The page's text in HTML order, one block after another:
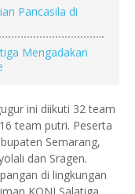
Pancasila di
Mengadakan
ini diikuti 32 team
team putri. Peserta
Semarang,
dan Sragen.
di lingkungan